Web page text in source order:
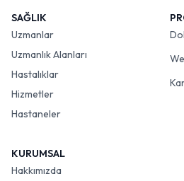
SAĞLIK
Uzmanlar
Uzmanlık Alanları
Hastalıklar
Hizmetler
Hastaneler
KURUMSAL
Hakkımızda